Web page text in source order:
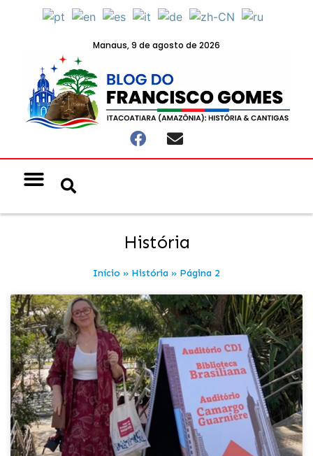
Manaus, 9 de agosto de 2026
História
Início » História » Página 2